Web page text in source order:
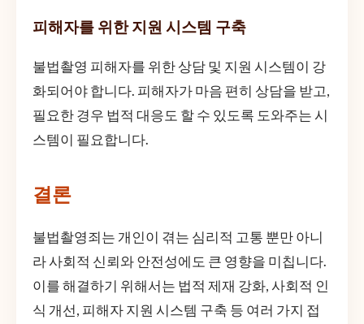
피해자를 위한 지원 시스템 구축
불법촬영 피해자를 위한 상담 및 지원 시스템이 강
화되어야 합니다. 피해자가 마음 편히 상담을 받고,
필요한 경우 법적 대응도 할 수 있도록 도와주는 시
스템이 필요합니다.
결론
불법촬영죄는 개인이 겪는 심리적 고통 뿐만 아니
라 사회적 신뢰와 안전성에도 큰 영향을 미칩니다.
이를 해결하기 위해서는 법적 제재 강화, 사회적 인
식 개선, 피해자 지원 시스템 구축 등 여러 가지 접